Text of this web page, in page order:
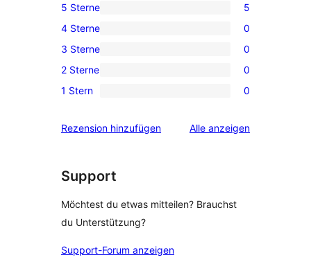
5 5-
Sterne-
Rezensionen
5 Sterne 5
0 4-
Sterne-
Rezensionen
4 Sterne 0
0 3-
Sterne-
Rezensionen
3 Sterne 0
0 2-
Sterne-
2 Sterne 0
0 1-
Rezensionen
1 Stern 0
Rezension hinzufügen Alle Rezensionen
anzeigen
Support
Möchtest du etwas mitteilen? Brauchst
du Unterstützung?
Support-Forum anzeigen